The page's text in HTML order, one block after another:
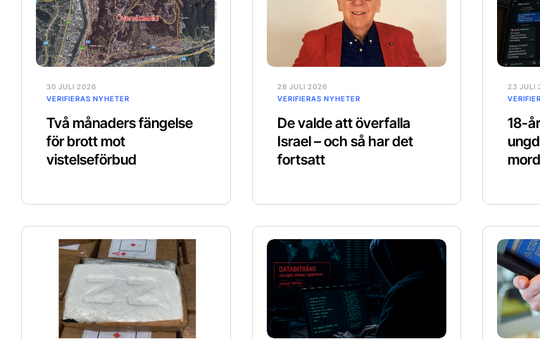
30 JULI 2026
VERIFIERAS NYHETER
Två månaders fängelse
för brott mot
vistelseförbud
28 JULI 2026
VERIFIERAS NYHETER
De valde att överfalla
Israel – och så har det
fortsatt
23 JULI
18-